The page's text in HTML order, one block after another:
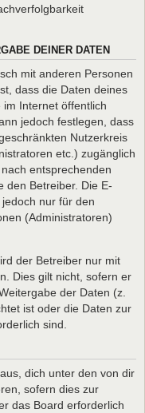
DEINER DATEN
mit anderen Personen
dass die Daten deines
Internet öffentlich
jedoch festlegen, dass
Nutzerkreis
etc.) zugänglich
entsprechenden
den Betreiber. Die E-
nur für den
(Administratoren)
der Betreiber nur mit
Dies gilt nicht, sofern er
der Daten (z.
ist oder die Daten zur
sind.
dich unter den von dir
sofern dies zur
das Board erforderlich